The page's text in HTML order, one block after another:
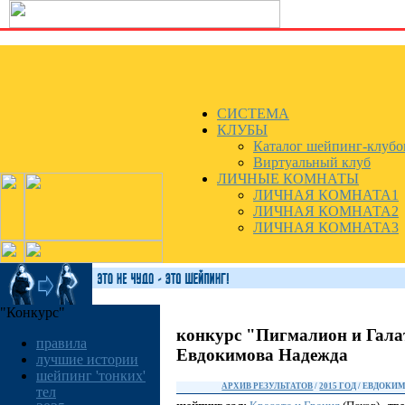
СИСТЕМА
КЛУБЫ
Каталог шейпинг-
Виртуальный клуб
ЛИЧНЫЕ КОМНАТЫ
ЛИЧНАЯ КОМНАТА1
ЛИЧНАЯ КОМНАТА2
ЛИЧНАЯ КОМНАТА3
"Конкурс"
правила
лучшие истории
шейпинг 'тонких'
тел
конкурс "Пигмалион и
Евдокимова Надежда
АРХИВ РЕЗУЛЬТАТОВ /2015 ГОД /